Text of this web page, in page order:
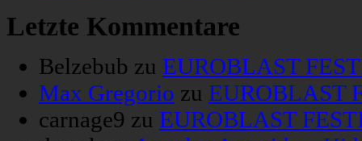
Letzte Kommentare
Belzebub zu EUROBLAST
Max Gregorio zu EUROBLAST
carnage9 zu EUROBLAST